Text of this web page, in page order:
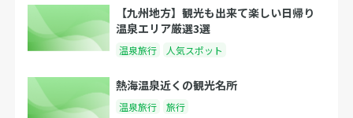
【九州地方】観光も出来て楽しい日帰り
温泉エリア厳選3選
温泉旅行 人気スポット
熱海温泉近くの観光名所
温泉旅行 旅行